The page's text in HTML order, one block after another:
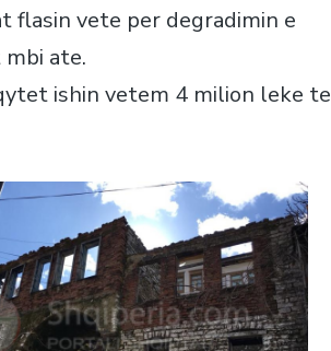
flasin vete per degradimin e
ate.
ishin vetem 4 milion leke te